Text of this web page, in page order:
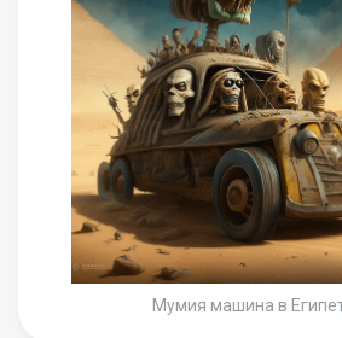
Мумия машина в